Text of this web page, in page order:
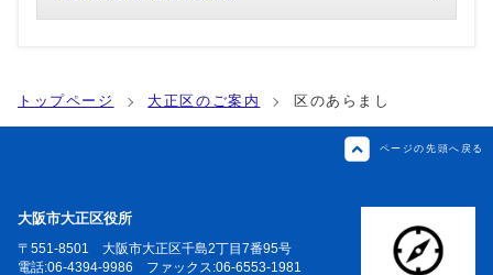
トップページ 大正区のご案内 区のあらまし
ページの先頭へ戻る
大阪市大正区役所
〒551-8501 大阪市大正区千島2丁目7番95号
電話:06-4394-9986 ファックス:06-6553-1981